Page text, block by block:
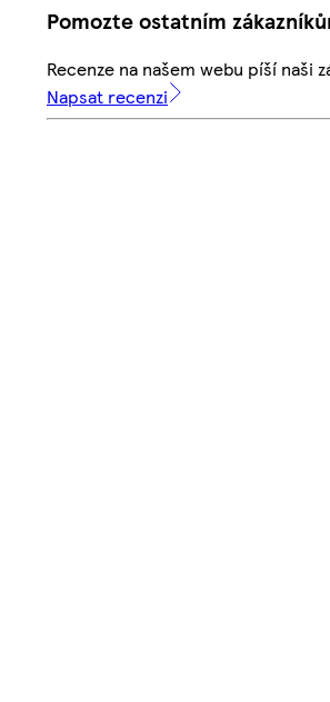
Pomozte ostatním
Recenze na našem webu píší naši
Napsat recenzi